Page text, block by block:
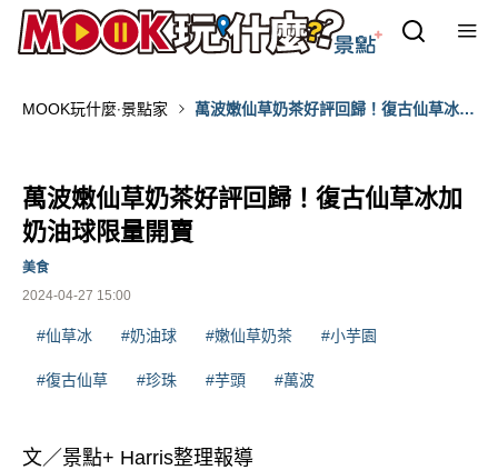
MOOK玩什麼‧景點家
萬波嫩仙草奶茶好評回歸！復古仙草冰加
萬波嫩仙草奶茶好評回歸！復古仙草冰加
奶油球限量開賣
2024-04-27 15:00
美食
#仙草冰 #奶油球 #嫩仙草奶茶 #小芋園
#復古仙草 #珍珠 #芋頭 #萬波
文／景點+ Harris整理報導